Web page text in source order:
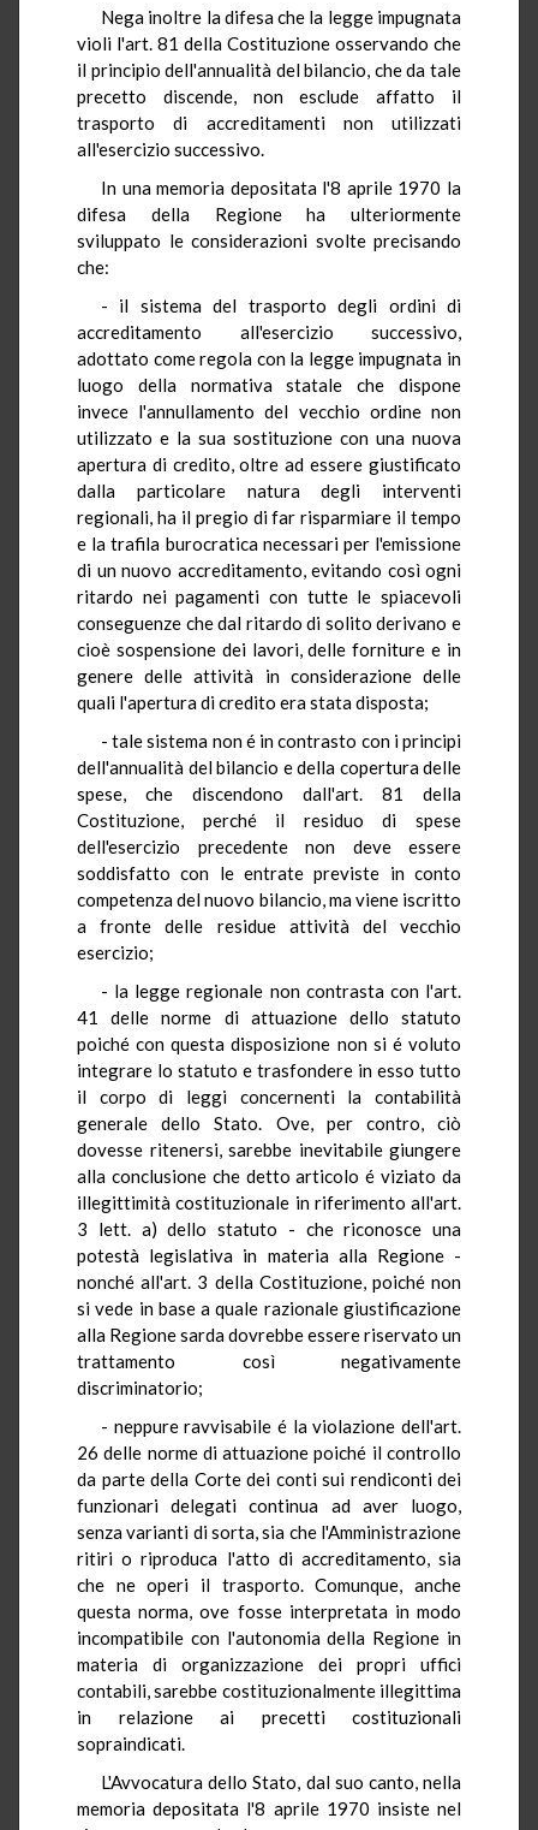
Nega inoltre la difesa che la legge impugnata
violi l'art. 81 della Costituzione osservando che
il principio dell'annualità del bilancio, che da tale
precetto discende, non esclude affatto il
trasporto di accreditamenti non utilizzati
all'esercizio successivo.
In una memoria depositata l'8 aprile 1970 la
difesa della Regione ha ulteriormente
sviluppato le considerazioni svolte precisando
che:
- il sistema del trasporto degli ordini di
accreditamento all'esercizio successivo,
adottato come regola con la legge impugnata in
luogo della normativa statale che dispone
invece l'annullamento del vecchio ordine non
utilizzato e la sua sostituzione con una nuova
apertura di credito, oltre ad essere giustificato
dalla particolare natura degli interventi
regionali, ha il pregio di far risparmiare il tempo
e la trafila burocratica necessari per l'emissione
di un nuovo accreditamento, evitando così ogni
ritardo nei pagamenti con tutte le spiacevoli
conseguenze che dal ritardo di solito derivano e
cioè sospensione dei lavori, delle forniture e in
genere delle attività in considerazione delle
quali l'apertura di credito era stata disposta;
- tale sistema non é in contrasto con i principi
dell'annualità del bilancio e della copertura delle
spese, che discendono dall'art. 81 della
Costituzione, perché il residuo di spese
dell'esercizio precedente non deve essere
soddisfatto con le entrate previste in conto
competenza del nuovo bilancio, ma viene iscritto
a fronte delle residue attività del vecchio
esercizio;
- la legge regionale non contrasta con l'art.
41 delle norme di attuazione dello statuto
poiché con questa disposizione non si é voluto
integrare lo statuto e trasfondere in esso tutto
il corpo di leggi concernenti la contabilità
generale dello Stato. Ove, per contro, ciò
dovesse ritenersi, sarebbe inevitabile giungere
alla conclusione che detto articolo é viziato da
illegittimità costituzionale in riferimento all'art.
3 lett. a) dello statuto - che riconosce una
potestà legislativa in materia alla Regione -
nonché all'art. 3 della Costituzione, poiché non
si vede in base a quale razionale giustificazione
alla Regione sarda dovrebbe essere riservato un
trattamento così negativamente
discriminatorio;
- neppure ravvisabile é la violazione dell'art.
26 delle norme di attuazione poiché il controllo
da parte della Corte dei conti sui rendiconti dei
funzionari delegati continua ad aver luogo,
senza varianti di sorta, sia che l'Amministrazione
ritiri o riproduca l'atto di accreditamento, sia
che ne operi il trasporto. Comunque, anche
questa norma, ove fosse interpretata in modo
incompatibile con l'autonomia della Regione in
materia di organizzazione dei propri uffici
contabili, sarebbe costituzionalmente illegittima
in relazione ai precetti costituzionali
sopraindicati.
L'Avvocatura dello Stato, dal suo canto, nella
memoria depositata l'8 aprile 1970 insiste nel